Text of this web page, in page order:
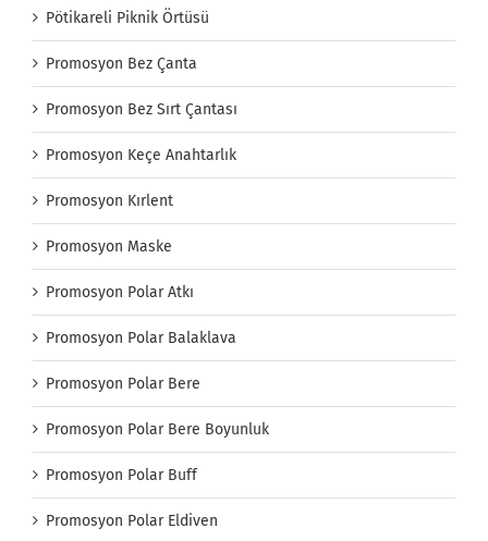
Pötikareli Piknik Örtüsü
Promosyon Bez Çanta
Promosyon Bez Sırt Çantası
Promosyon Keçe Anahtarlık
Promosyon Kırlent
Promosyon Maske
Promosyon Polar Atkı
Promosyon Polar Balaklava
Promosyon Polar Bere
Promosyon Polar Bere Boyunluk
Promosyon Polar Buff
Promosyon Polar Eldiven